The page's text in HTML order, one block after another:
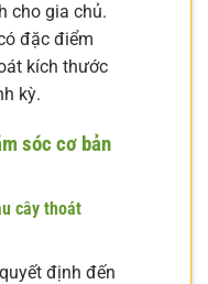
cho gia chủ.
đặc điểm
kích thước
kỳ.
sóc cơ bản
cây thoát
định đến